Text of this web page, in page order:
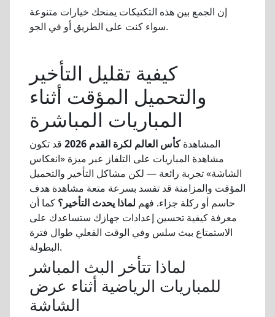
إن الجمع بين هذه التكتيكات يمنحك خيارات متنوعة
سواء كنت على الطريق أو في الجو.
كيفية تقليل التأخير
والتحميل المؤقت أثناء
المباريات المباشرة
المشاهدةكأس العالم لكرة القدم 2026
قد تكون
مشاهدة المباريات على التلفاز عبر ميزة «انعكاس
الشاشة» تجربة رائعة — لكن مشاكل التأخير والتحميل
المؤقت والمزامنة قد تفسد بسرعة متعة مشاهدة هدف
حاسم أو ركلة جزاء. فهم لماذا يحدث التأخير؟ كما أن
معرفة كيفية تحسين إعدادات جهازك ستساعدك على
الاستمتاع ببث سلس وفي الوقت الفعلي طوال فترة
البطولة.
لماذا تتأخر البث المباشر
للمباريات الرياضية أثناء عرض
الشاشة